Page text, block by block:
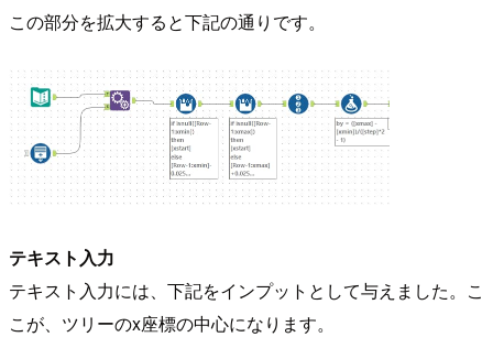
この部分を拡大すると下記の通りです。
テキスト入力
テキスト入力には、下記をインプットとして与えました。こ
こが、ツリーのx座標の中心になります。